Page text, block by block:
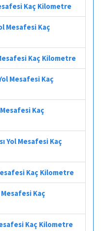
Kaç Kilometre
Mesafesi Kaç
Kaç Kilometre
Mesafesi Kaç
Kaç
Yol Mesafesi Kaç
Kaç Kilometre
Kaç
Kaç Kilometre